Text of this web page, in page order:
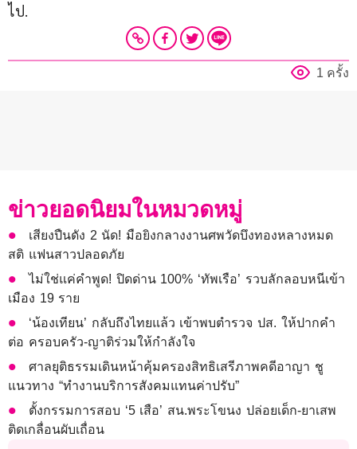
ไป.
1 ครั้ง
ข่าวยอดนิยมในหมวดหมู่
เสียงปืนดัง 2 นัด! มือยิงกลางงานศพวัดบึงทองหลางหมด
สติ แฟนสาวปลอดภัย
ไม่ใช่แค่คำพูด! ปิดด่าน 100% ‘ทัพเรือ’ รวบลักลอบหนีเข้า
เมือง 19 ราย
‘น้องเทียน’ กลับถึงไทยแล้ว เข้าพบตำรวจ ปส. ให้ปากคำ
ต่อ ครอบครัว-ญาติร่วมให้กำลังใจ
ศาลยุติธรรมเดินหน้าคุ้มครองสิทธิเสรีภาพคดีอาญา ชู
แนวทาง “ทำงานบริการสังคมแทนค่าปรับ”
ตั้งกรรมการสอบ ‘5 เสือ’ สน.พระโขนง ปล่อยเด็ก-ยาเสพ
ติดเกลื่อนผับเถื่อน